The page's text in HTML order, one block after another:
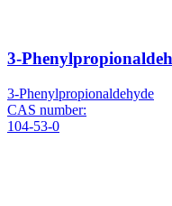
3-
3-Phenylpropionaldehyde
CAS number:
104-53-0